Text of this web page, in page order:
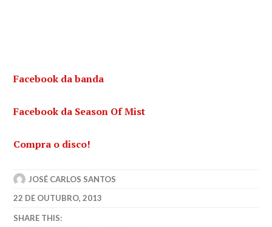
Facebook da banda
Facebook da Season Of Mist
Compra o disco!
JOSÉ CARLOS SANTOS
22 DE OUTUBRO, 2013
SHARE THIS: